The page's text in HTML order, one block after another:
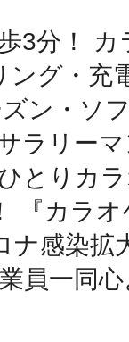
3分！
ング・充
ン・ソ
ラリー
とりカ
『カラ
ナ感染拡
員一同
鴻巣
池袋